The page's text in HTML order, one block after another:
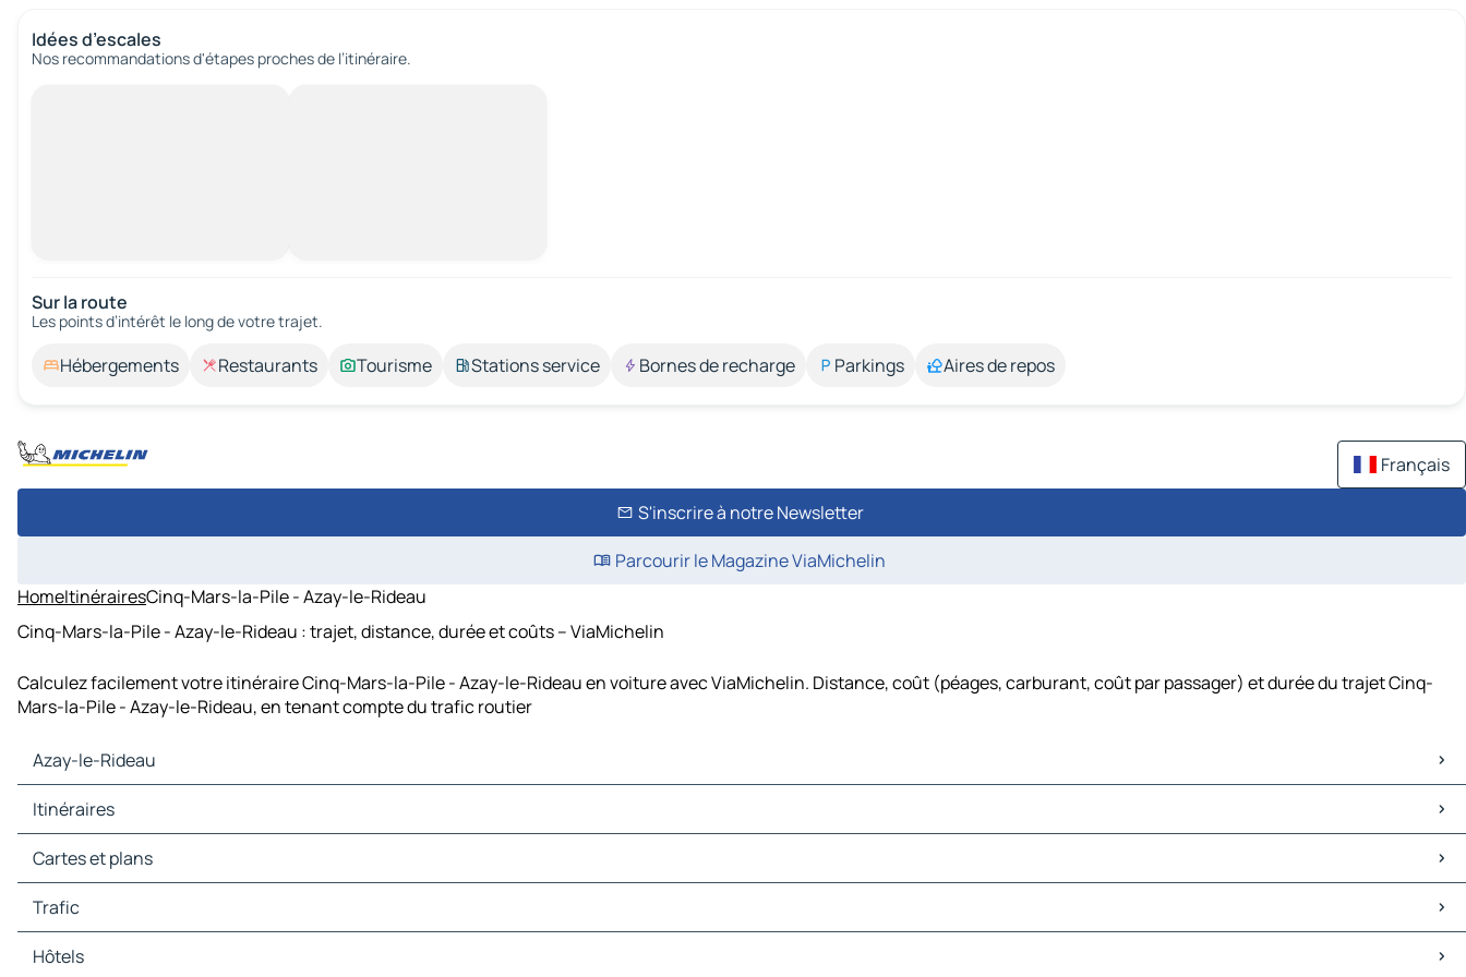
Idées d’escales
Nos recommandations d'étapes proches de l’itinéraire.
Sur la route
Les points d’intérêt le long de votre trajet.
Hébergements Restaurants Tourisme Stations service Bornes de recharge Parkings Aires de repos
Français
S'inscrire à notre Newsletter
Parcourir le Magazine ViaMichelin
HomeItinérairesCinq-Mars-la-Pile - Azay-le-Rideau
Cinq-Mars-la-Pile - Azay-le-Rideau : trajet, distance, durée et coûts – ViaMichelin
Calculez facilement votre itinéraire Cinq-Mars-la-Pile - Azay-le-Rideau en voiture avec ViaMichelin. Distance, coût (péages, carburant, coût par passager) et durée du trajet Cinq-
Mars-la-Pile - Azay-le-Rideau, en tenant compte du trafic routier
Azay-le-Rideau
Azay-le-Rideau Cartes et plans
Azay-le-Rideau Trafic
Azay-le-Rideau Hôtels
Azay-le-Rideau Restaurants
Azay-le-Rideau Stations-service
Itinéraires
Itinéraires Azay-le-Rideau - Tours
Itinéraires Azay-le-Rideau - Villandry
Itinéraires Azay-le-Rideau - Fontevraud-l'Abbaye
Itinéraires Azay-le-Rideau - Langeais
Itinéraires Azay-le-Rideau - Joué-lès-Tours
Itinéraires Azay-le-Rideau - Chinon
Cartes et plans
Cartes et plans Tours
Cartes et plans Villandry
Cartes et plans Fontevraud-l'Abbaye
Cartes et plans Langeais
Trafic
Trafic Tours
Trafic Villandry
Hôtels